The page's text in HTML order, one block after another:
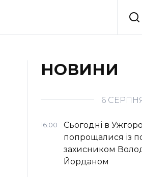
Події
НОВИНИ
6
16:00
Сьогодні в
попрощалися із
захисником
Йорданом